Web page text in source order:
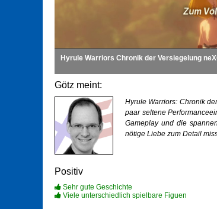
Hyrule Warriors Chronik der Versiegelung
Götz meint:
Hyrule Warriors: Chronik
paar seltene
Gameplay und die
nötige Liebe zum Detail
Positiv
Sehr gute Geschichte
Viele unterschiedlich spielbare Figuen